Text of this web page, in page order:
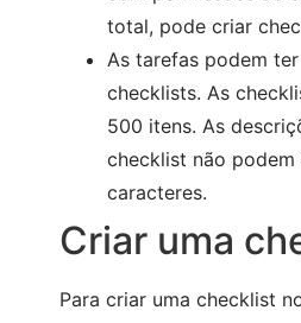
total, pode criar
As tarefas podem
checklists. As
500 itens. As
checklist não
caracteres.
Criar uma
Para criar uma checklist